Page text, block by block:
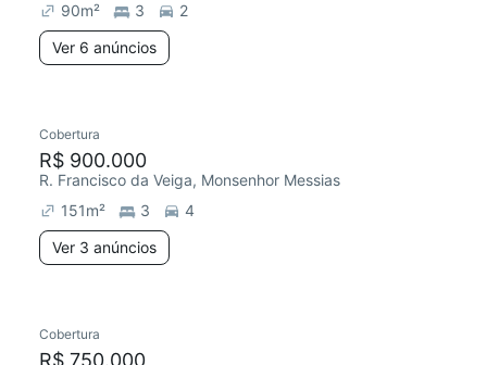
90m² 3
2
Ver 6 anúncios
Redecorar
Cobertura
R$ 900.000
R. Francisco da Veiga, Monsenhor Messias
151m² 3
4
Ver 3 anúncios
Cobertura
R$ 750.000